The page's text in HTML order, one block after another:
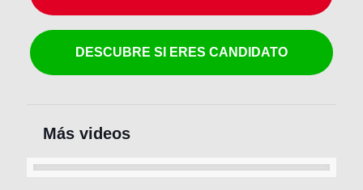
DESCUBRE SI ERES CANDIDATO